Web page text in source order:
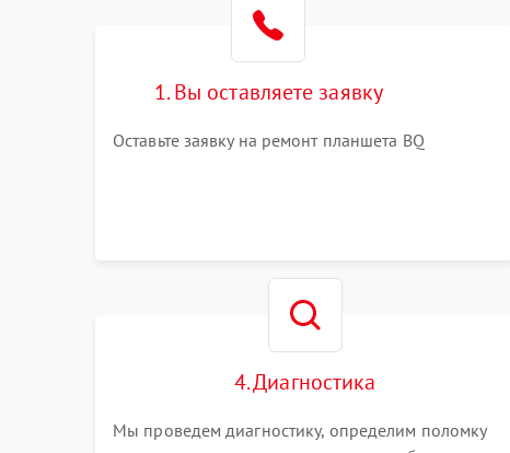
1. Вы оставляете заявку
Оставьте заявку на ремонт планшета BQ
4. Диагностика
Мы проведем диагностику, определим поломку